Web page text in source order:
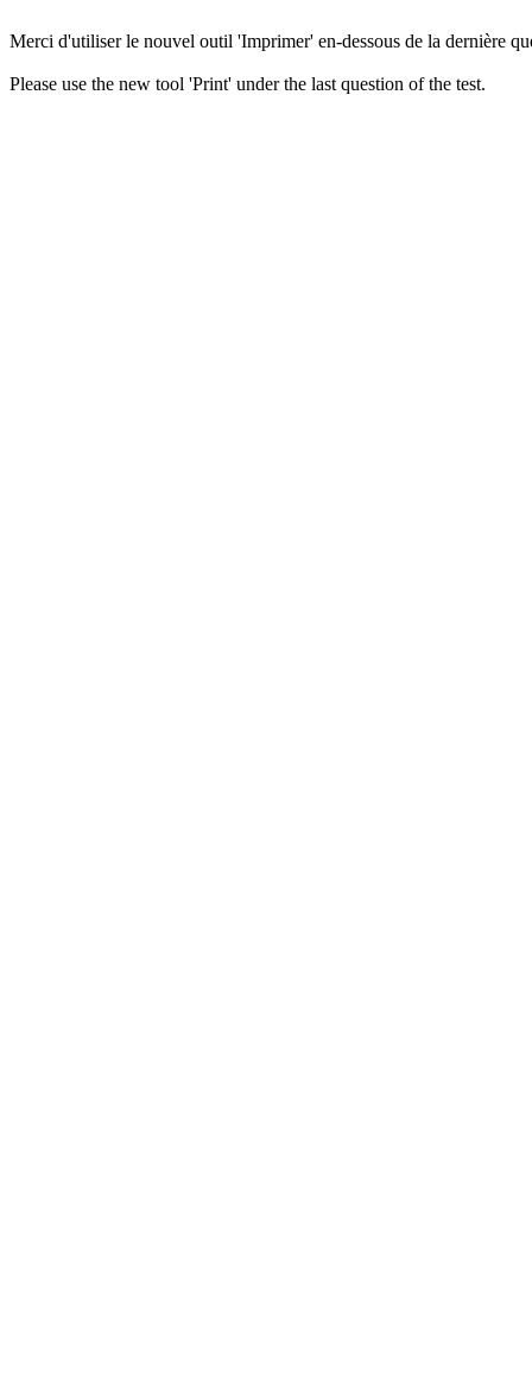
Merci d'utiliser le nouvel outil 'Imprimer' en-dessous de la dernière
Please use the new tool 'Print' under the last question of the test.